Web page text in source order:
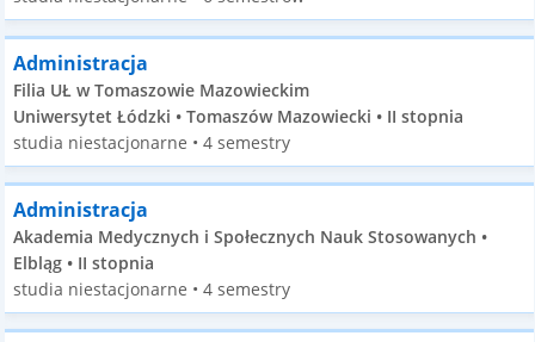
Administracja
Filia UŁ w Tomaszowie Mazowieckim
Uniwersytet Łódzki • Tomaszów Mazowiecki • II stopnia
studia niestacjonarne • 4 semestry
Administracja
Akademia Medycznych i Społecznych Nauk Stosowanych •
Elbląg • II stopnia
studia niestacjonarne • 4 semestry